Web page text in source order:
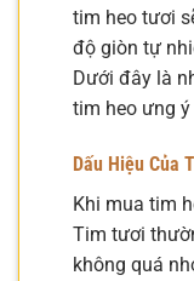
tim heo tươi
độ giòn tự
Dưới đây là
tim heo ưng ý
Dấu Hiệu Của
Khi mua tim
Tim tươi
không quá